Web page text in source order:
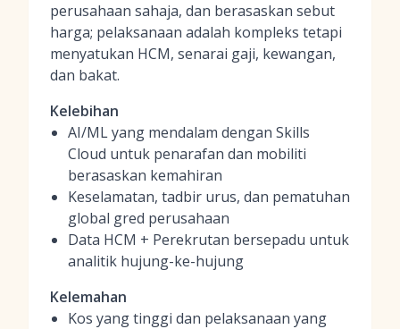
perusahaan sahaja, dan berasaskan sebut
harga; pelaksanaan adalah kompleks tetapi
menyatukan HCM, senarai gaji, kewangan,
dan bakat.
Kelebihan
AI/ML yang mendalam dengan Skills
Cloud untuk penarafan dan mobiliti
berasaskan kemahiran
Keselamatan, tadbir urus, dan pematuhan
global gred perusahaan
Data HCM + Perekrutan bersepadu untuk
analitik hujung-ke-hujung
Kelemahan
Kos yang tinggi dan pelaksanaan yang